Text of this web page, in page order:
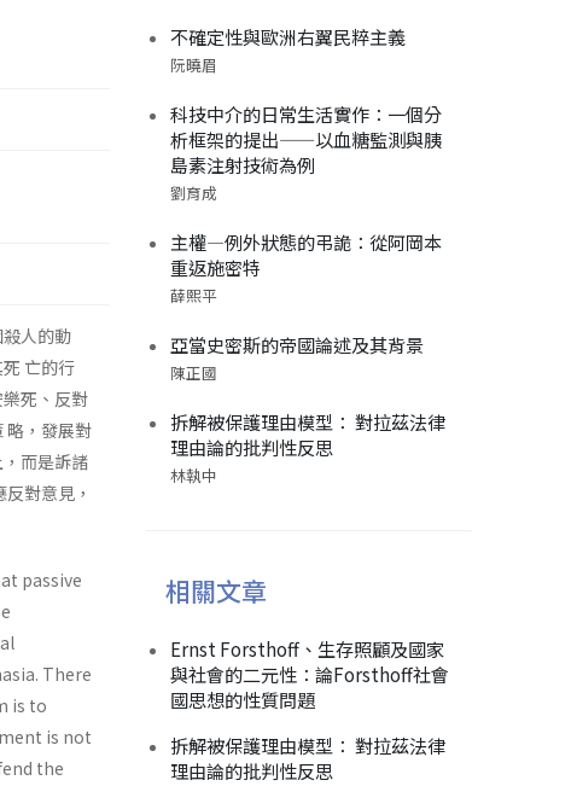
人的動
亡的行
死、反對
略，發展對
而是訴諸
對意見，
passive
There
is to
is not
the
不確定性與歐洲右翼民粹主義
阮曉眉
科技中介的日常生活實作：一個分
析框架的提出——以血糖監測與胰
島素注射技術為例
劉育成
主權—例外狀態的弔詭：從阿岡本
重返施密特
薛熙平
亞當史密斯的帝國論述及其背景
陳正國
拆解被保護理由模型： 對拉茲法律
理由論的批判性反思
林執中
相關文章
Ernst Forsthoff、生存照顧及國家
與社會的二元性：論Forsthoff社會
國思想的性質問題
拆解被保護理由模型： 對拉茲法律
理由論的批判性反思